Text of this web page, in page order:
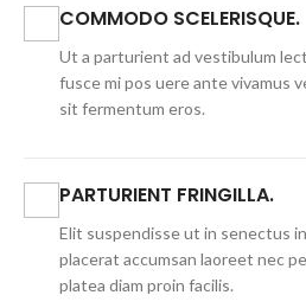
COMMODO SCELERISQUE.
Ut a parturient ad vestibulum
fusce mi pos uere ante vivamus
sit fermentum eros.
PARTURIENT FRINGILLA.
Elit suspendisse ut in senectus
placerat accumsan laoreet nec
platea diam proin facilis.